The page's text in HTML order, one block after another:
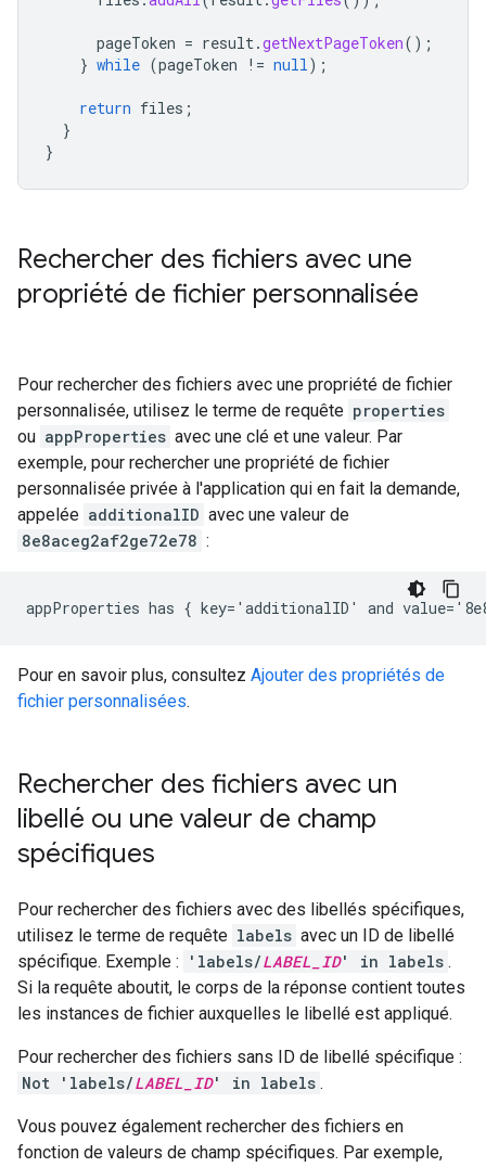
pageToken = result.getNextPageToken();
} while (pageToken != null);
return files ;
}
}
Rechercher des fichiers avec une
propriété de fichier personnalisée
Pour rechercher des fichiers avec une propriété de fichier
personnalisée, utilisez le terme de requête properties
ou appProperties avec une clé et une valeur. Par
exemple, pour rechercher une propriété de fichier
personnalisée privée à l'application qui en fait la demande,
appelée additionalID avec une valeur de
8e8aceg2af2ge72e78 :
Pour en savoir plus, consultez Ajouter des propriétés de
fichier personnalisées.
Rechercher des fichiers avec un
libellé ou une valeur de champ
spécifiques
Pour rechercher des fichiers avec des libellés spécifiques,
utilisez le terme de requête labels avec un ID de libellé
spécifique. Exemple :
'labels/LABEL_ID' in labels .
Si la requête aboutit, le corps de la réponse contient toutes
les instances de fichier auxquelles le libellé est appliqué.
Pour rechercher des fichiers sans ID de libellé spécifique :
Not 'labels/LABEL_ID' in labels .
Vous pouvez également rechercher des fichiers en
fonction de valeurs de champ spécifiques. Par exemple,